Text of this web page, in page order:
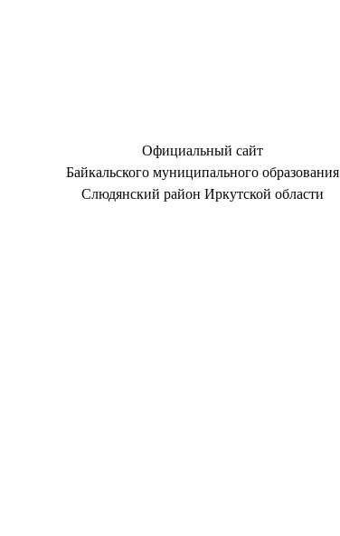
Официальный сайт
Байкальского муниципального образования
Слюдянский район Иркутской области